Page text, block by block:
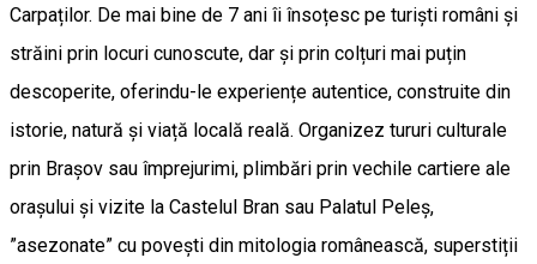
Carpaților. De mai bine de 7 ani îi însoțesc pe turiști români și
străini prin locuri cunoscute, dar și prin colțuri mai puțin
descoperite, oferindu-le experiențe autentice, construite din
istorie, natură și viață locală reală. Organizez tururi culturale
prin Brașov sau împrejurimi, plimbări prin vechile cartiere ale
orașului și vizite la Castelul Bran sau Palatul Peleș,
”asezonate” cu povești din mitologia românească, superstiții